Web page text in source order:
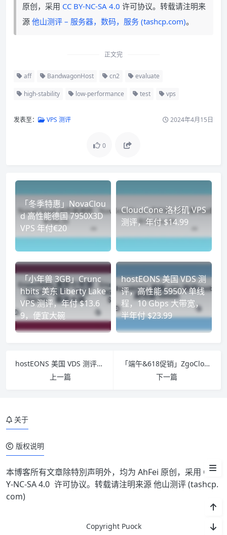
原创，采用 CC BY-NC-SA 4.0 许可协议。转载请注明来
源 他山测评 – 服务器，数码，服务 (tashcp.com)。
正文完
aff BandwagonHost cn2 evaluate
high-stability low-performance test vps
发表至： VPS 测评 2024年4月15日
0
「冬季特惠」NovaClou
d 高性能德国 7950X3D
VPS 年付€20
CloudCone 洛杉矶 VPS
测评，年付 $14.99
「小年兽 3GB」Crunc
hbits 美东 Liberty Lake
VPS 测评，年付 $13.6
9，便宜大碗
hostEONS 美国 VDS 测
评，高性能 5950X 单线
程，10 Gbps 大带宽，
半年付 $23.99
hostEONS 美国 VDS 测评，高性能 5950X 单线程，10 Gbps 大带宽，半年付 $23.99
上一篇
「端午&618促销」ZgoCloud 美国 VDS 4c8g20T 测评，年付 $88，原生IP 高性能，Windows支持
下一篇
关于
版权说明
本博客所有文章除特別声明外，均为 AhFei 原创，采用 CC B
Y-NC-SA 4.0 许可协议。转载请注明来源他山测评 (tashcp.
com)
Copyright Puock